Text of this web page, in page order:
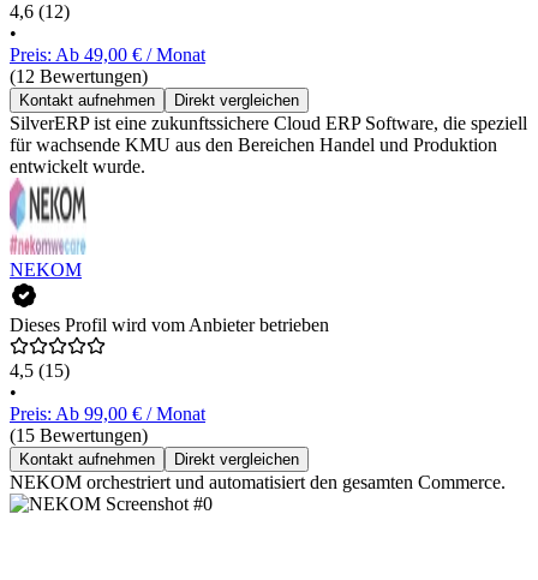
4,6 (12)
•
Preis: Ab 49,00 € / Monat
(12 Bewertungen)
Kontakt aufnehmen Direkt vergleichen
SilverERP ist eine zukunftssichere Cloud ERP Software, die speziell
für wachsende KMU aus den Bereichen Handel und Produktion
entwickelt wurde.
NEKOM
Dieses Profil wird vom Anbieter betrieben
4,5 (15)
•
Preis: Ab 99,00 € / Monat
(15 Bewertungen)
Kontakt aufnehmen Direkt vergleichen
NEKOM orchestriert und automatisiert den gesamten Commerce.